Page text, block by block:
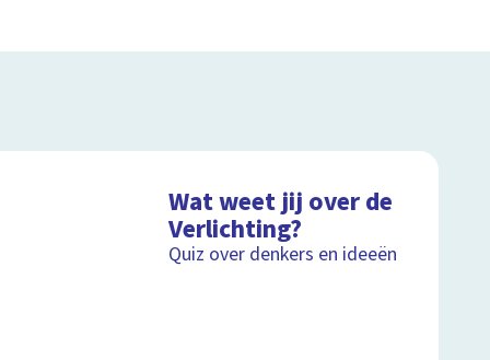
Wat weet jij over de
Verlichting?
Quiz over denkers en ideeën